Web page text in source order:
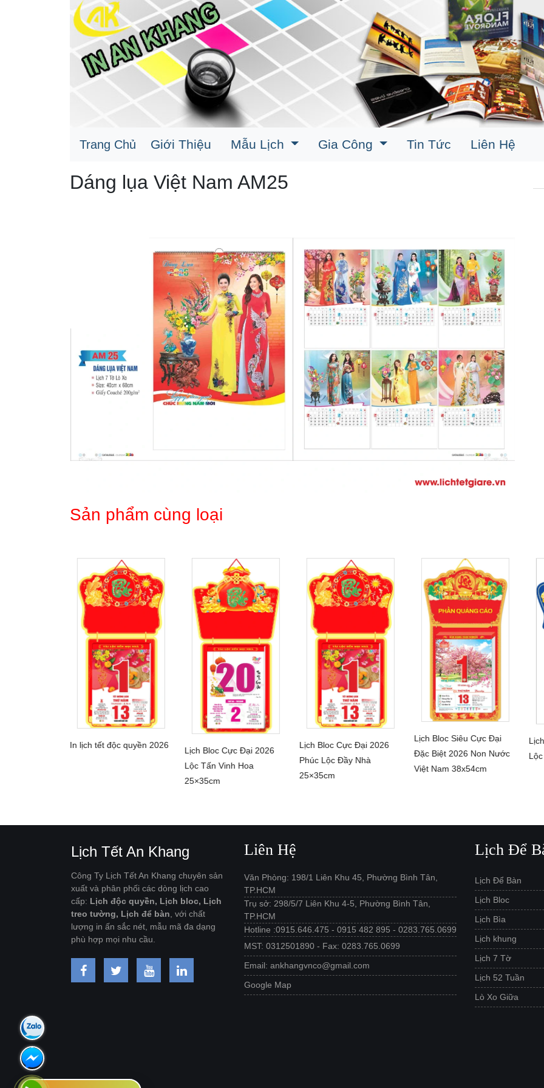
Trang Chủ Giới Thiệu Mẫu Lịch Gia Công Tin Tức Liên Hệ
Dáng lụa Việt Nam AM25
Sản phẩm cùng loại
In lịch tết độc quyền 2026
CHI TIẾT
Lịch Bloc Cực Đại 2026
Lộc Tấn Vinh Hoa
25×35cm
CHI TIẾT
Lịch Bloc Cực Đại 2026
Phúc Lộc Đầy Nhà
25×35cm
Lịch Bloc Siêu Cực Đại
Đặc Biệt 2026 Non Nước
Việt Nam 38x54cm
Lịch Tết An Khang
Công Ty Lịch Tết An Khang chuyên sản
xuất và phân phối các dòng lịch cao
cấp: Lịch độc quyền, Lịch bloc, Lịch
treo tường, Lịch để bàn , với chất
lượng in ấn sắc nét, mẫu mã đa dạng
phù hợp mọi nhu cầu.
Liên Hệ
Văn Phòng: 198/1 Liên Khu 45, Phường Bình Tân,
TP.HCM
Trụ sở: 298/5/7 Liên Khu 4-5, Phường Bình Tân,
TP.HCM
Hotline :0915.646.475 - 0915 482 895 - 0283.765.0699
MST: 0312501890 - Fax: 0283.765.0699
Email: ankhangvnco@gmail.com
Google Map
Lịch Để
Lịch Để Bàn
Lịch Bloc
Lịch Bìa
Lịch khung
Lịch 7 Tờ
Lịch 52 Tuần
Lò Xo Giữa